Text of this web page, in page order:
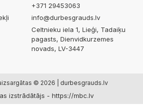
+371 29453063
info@durbesgrauds.lv
Celtnieku iela 1, Lieģi, Tadaiķu
pagasts, Dienvidkurzemes
novads, LV-3447
© 2026 | durbesgrauds.lv
izstrādātājs - https://mbc.lv